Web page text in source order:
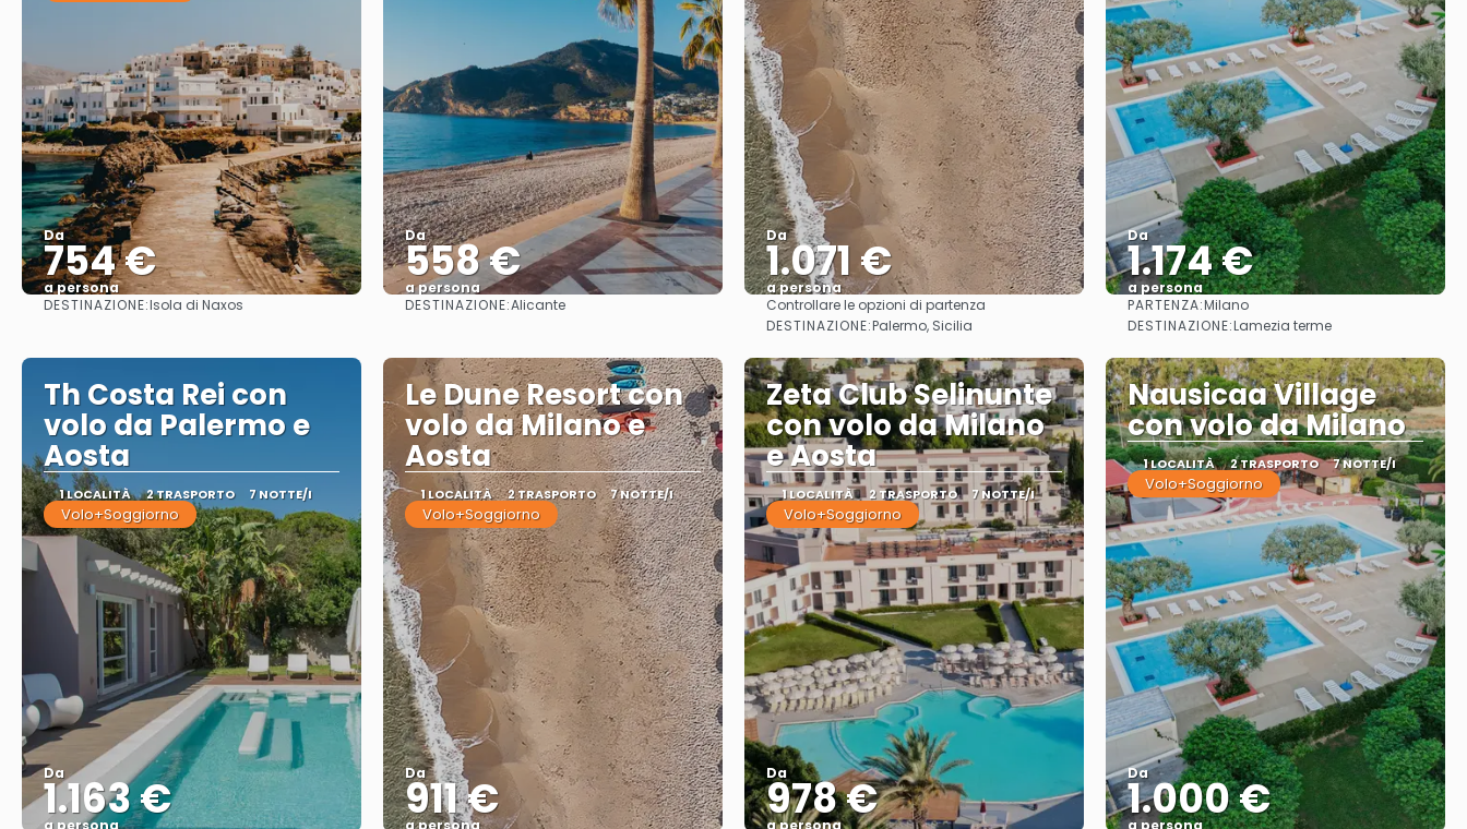
Da
754 €
a persona
Vedere
DESTINAZIONE:Isola di Naxos
Da
558 €
a persona
Vedere
DESTINAZIONE:Alicante
Da
1.071 €
a persona
Vedere
Controllare le opzioni di partenza
DESTINAZIONE:Palermo, Sicilia
Da
1.174 €
a persona
Vedere
PARTENZA:Milano
DESTINAZIONE:Lamezia terme
Th Costa Rei con
volo da Palermo e
Aosta
1 LOCALITÀ 2 TRASPORTO 7 NOTTE/I
Volo+Soggiorno
Da
1.163 €
a persona
Le Dune Resort con
volo da Milano e
Aosta
1 LOCALITÀ 2 TRASPORTO 7 NOTTE/I
Volo+Soggiorno
Da
911 €
a persona
Zeta Club Selinunte
con volo da Milano
e Aosta
1 LOCALITÀ 2 TRASPORTO 7 NOTTE/I
Volo+Soggiorno
Da
978 €
a persona
Nausicaa Village
con volo da Milano
1 LOCALITÀ 2 TRASPORTO 7 NOTTE/I
Volo+Soggiorno
Da
1.000 €
a persona